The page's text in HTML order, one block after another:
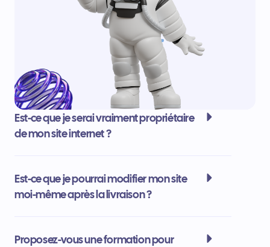
Est-ce que je serai vraiment propriétaire
de mon site internet ?
Est-ce que je pourrai modifier mon site
moi-même après la livraison ?
Proposez-vous une formation pour